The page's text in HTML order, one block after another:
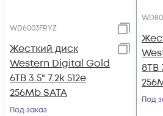
WD6003FRYZ
Жесткий диск
Western Digital Gold
6TB 3.5" 7.2k 512e
256Mb SATA
Под заказ
8TB
Под